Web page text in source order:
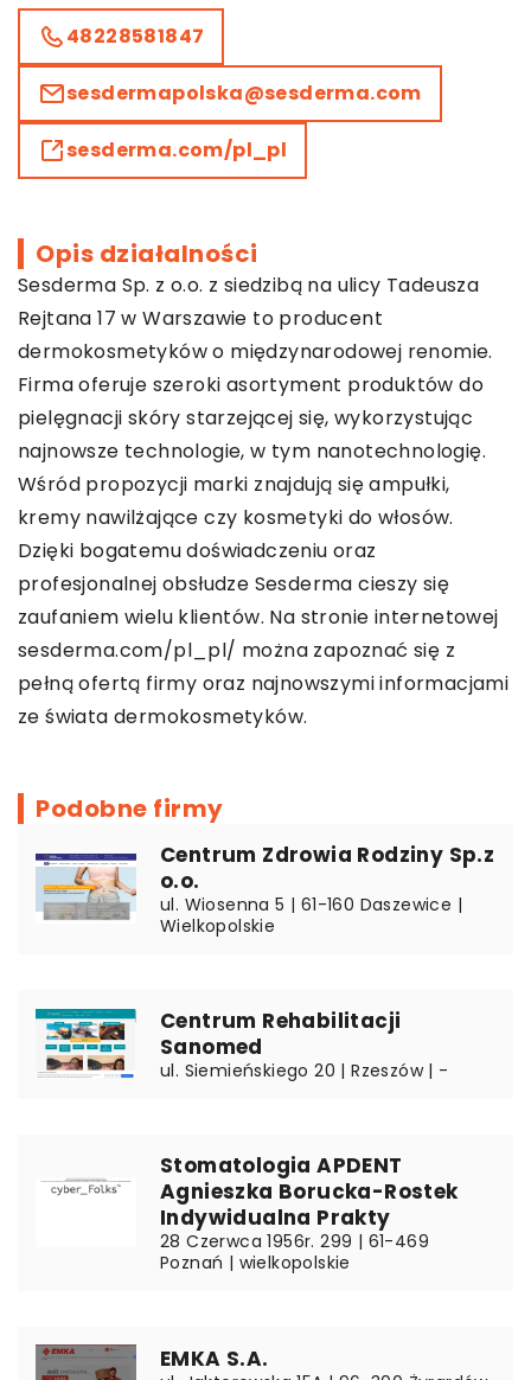
48228581847
sesdermapolska@sesderma.com
sesderma.com/pl_pl
Opis działalności
Sesderma Sp. z o.o. z siedzibą na ulicy Tadeusza
Rejtana 17 w Warszawie to producent
dermokosmetyków o międzynarodowej renomie.
Firma oferuje szeroki asortyment produktów do
pielęgnacji skóry starzejącej się, wykorzystując
najnowsze technologie, w tym nanotechnologię.
Wśród propozycji marki znajdują się ampułki,
kremy nawilżające czy kosmetyki do włosów.
Dzięki bogatemu doświadczeniu oraz
profesjonalnej obsłudze Sesderma cieszy się
zaufaniem wielu klientów. Na stronie internetowej
sesderma.com/pl_pl/ można zapoznać się z
pełną ofertą firmy oraz najnowszymi informacjami
ze świata dermokosmetyków.
Podobne firmy
Centrum Zdrowia Rodziny Sp.z
o.o.
ul. Wiosenna 5 | 61-160 Daszewice |
Wielkopolskie
Centrum Rehabilitacji
Sanomed
ul. Siemieńskiego 20 | Rzeszów | -
Stomatologia APDENT
Agnieszka Borucka-Rostek
Indywidualna Prakty
28 Czerwca 1956r. 299 | 61-469
Poznań | wielkopolskie
EMKA S.A.